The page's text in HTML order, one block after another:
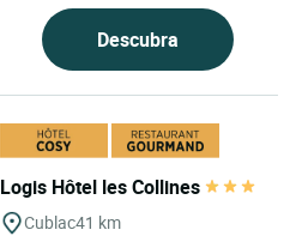
Descubra
Logis Hôtel les Collines
Cublac41 km